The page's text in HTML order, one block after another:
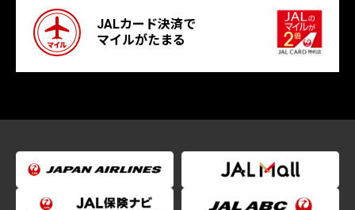
JALカード決済で
マイルがたまる